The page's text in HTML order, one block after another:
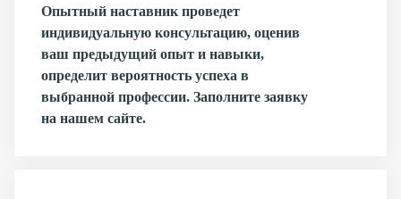
Опытный наставник проведет
индивидуальную консультацию, оценив
ваш предыдущий опыт и навыки,
определит вероятность успеха в
выбранной профессии. Заполните заявку
на нашем сайте.